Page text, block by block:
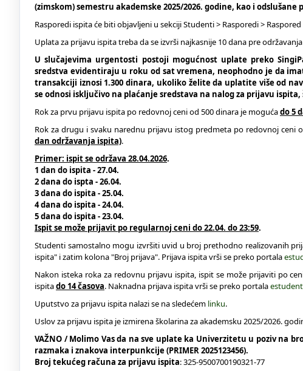
(zimskom) semestru akademske 2025/2026. godine, kao i
Rasporedi ispita će biti objavljeni u sekciji Studenti > Rasporedi >
Uplata za prijavu ispita treba da se izvrši najkasnije 10 dana pre
U slučajevima urgentosti postoji mogućnost uplate preko
sredstva evidentiraju u roku od sat vremena, neophodno je da
transakciji iznosi 1.300 dinara, ukoliko želite da uplatite više od
se odnosi isključivo na plaćanje sredstava na nalog za prijavu
Rok za prvu prijavu ispita po redovnoj ceni od 500 dinara je mogućado 5
Rok za drugu i svaku narednu prijavu istog predmeta po redovnoj ceni
dan održavanja ispita).
Primer: ispit se održava 28.04.2026.
1 dan do ispita - 27.04.
2 dana do ispta - 26.04.
3 dana do ispita - 25.04.
4 dana do ispita - 24.04.
5 dana do ispita - 23.04.
Ispit se može prijavit po regularnoj ceni do 22.04. do 23:59.
Studenti samostalno mogu izvršiti uvid u broj prethodno realizovanih
ispita" i zatim kolona "Broj prijava". Prijava ispita vrši se preko portala
Nakon isteka roka za redovnu prijavu ispita, ispit se može prijaviti po
ispitado 14 časova. Naknadna prijava ispita vrši se preko portala
Uputstvo za prijavu ispita nalazi se na sledećem linku.
Uslov za prijavu ispita je izmirena školarina za akademsku 2025/2026.
VAŽNO / Molimo Vas da na sve uplate ka Univerzitetu u poziv na
razmaka i znakova interpunkcije (PRIMER 2025123456).
Broj tekućeg računa za prijavu ispita: 325-9500700190321-77